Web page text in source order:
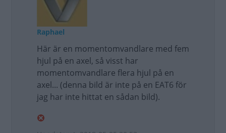
Raphael
Här är en momentomvandlare med fem
hjul på en axel, så visst har
momentomvandlare flera hjul på en
axel... (denna bild är inte på en EAT6 för
jag har inte hittat en sådan bild).